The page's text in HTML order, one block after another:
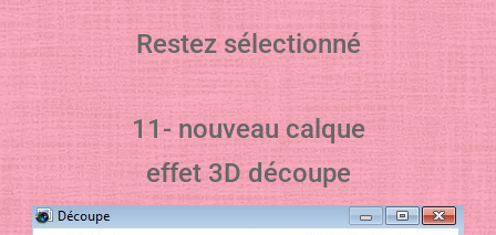
Restez sélectionné
11- nouveau calque
effet 3D découpe